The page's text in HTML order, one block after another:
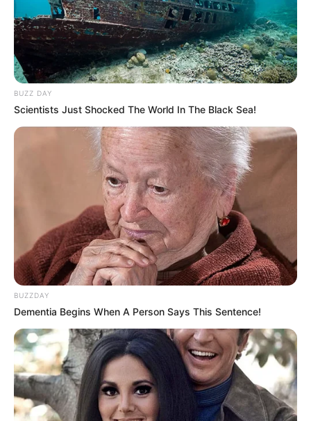
BUZZ DAY
Scientists Just Shocked The World In The Black Sea!
BUZZDAY
Dementia Begins When A Person Says This Sentence!